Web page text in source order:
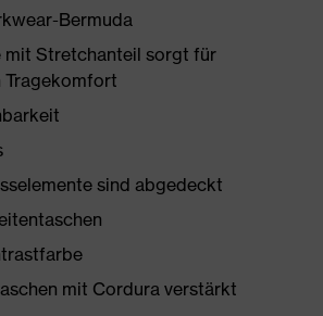
Bermuda
mit Stretchanteil sorgt für
Tragekomfort
sind abgedeckt
mit Cordura verstärkt